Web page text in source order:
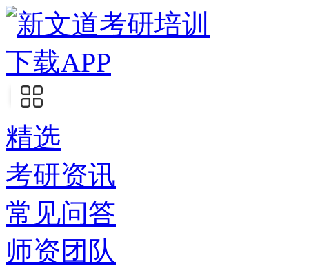
下载APP
精选
考研资讯
常见问答
师资团队